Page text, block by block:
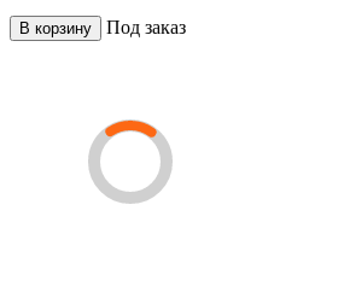
В корзину Под заказ